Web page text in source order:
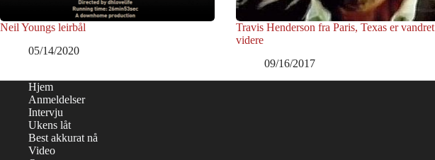
Neil Youngs leirbål
05/14/2020
Travis Henderson fra Paris, Texas er vandret
videre
09/16/2017
Hjem
Anmeldelser
Intervju
Ukens låt
Best akkurat nå
Video